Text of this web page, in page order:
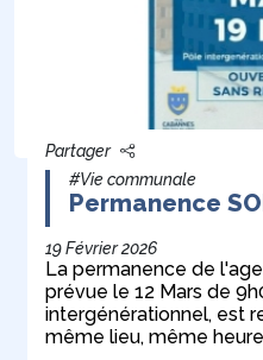
Partager
#Vie communale
Permanence
19 Février 2026
La permanence de
prévue le 12 Mars de
intergénérationnel, est
même lieu, même